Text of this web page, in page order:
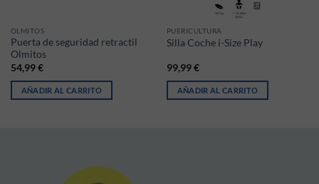
OLMITOS
Puerta de seguridad retractil
Olmitos
54,99€
AÑADIR AL CARRITO
PUERICULTURA
Silla Coche i-Size Play
99,99€
AÑADIR AL CARRITO